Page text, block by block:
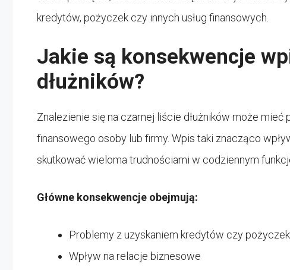
kredytów, pożyczek czy innych usług finansowych.
Jakie są konsekwencje
dłużników?
Znalezienie się na czarnej liście dłużników może
finansowego osoby lub firmy. Wpis taki znacząco
skutkować wieloma trudnościami w codziennym
Główne konsekwencje obejmują:
Problemy z uzyskaniem kredytów czy pożyczek
Wpływ na relacje biznesowe